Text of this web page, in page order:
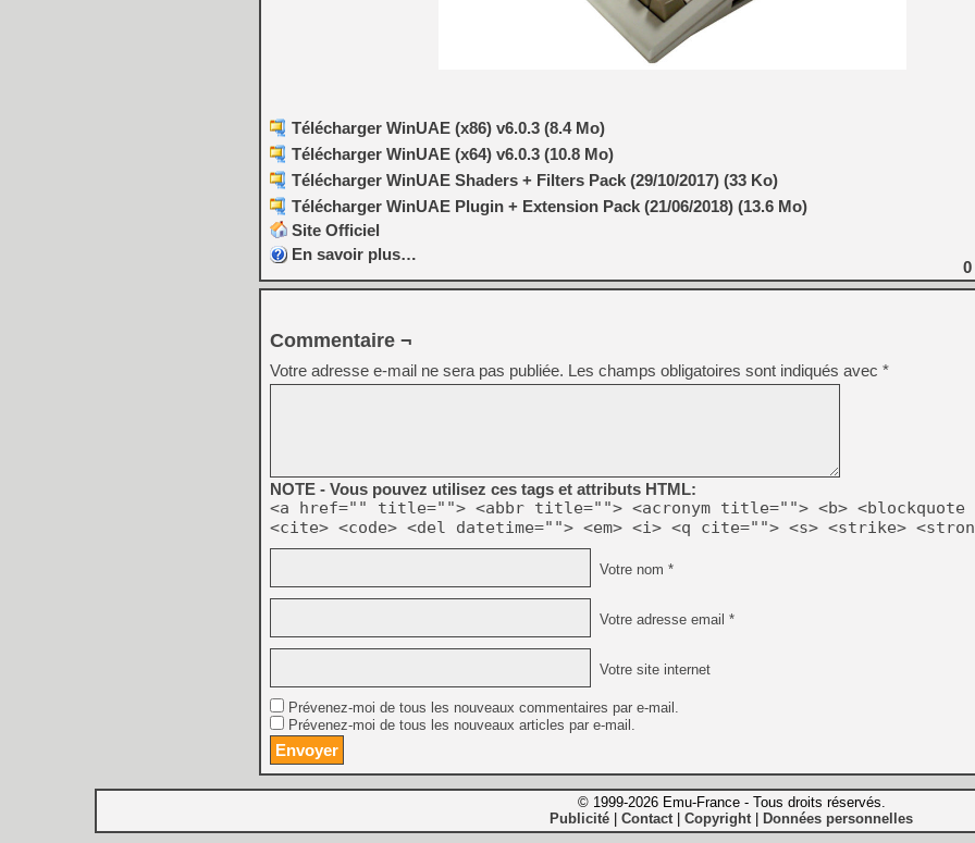
Télécharger WinUAE (x86) v6.0.3 (8.4 Mo)
Télécharger WinUAE (x64) v6.0.3 (10.8 Mo)
Télécharger WinUAE Shaders + Filters Pack (29/10/2017) (33 Ko)
Télécharger WinUAE Plugin + Extension Pack (21/06/2018) (13.6 Mo)
Site Officiel
En savoir plus…
0
Commentaire ¬
Votre adresse e-mail ne sera pas publiée. Les champs obligatoires sont indiqués avec *
NOTE - Vous pouvez utilisez ces tags et attributs HTML:
<a href="" title=""> <abbr title=""> <acronym title=""> <b> <blockquote
<cite> <code> <del datetime=""> <em> <i> <q cite=""> <s> <strike>
Votre nom *
Votre adresse email *
Votre site internet
Prévenez-moi de tous les nouveaux commentaires par e-mail.
Prévenez-moi de tous les nouveaux articles par e-mail.
© 1999-2026 Emu-France - Tous droits réservés.
Publicité Contact| Copyright| Données personnelles